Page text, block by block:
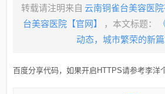
转载请注明来自 云南铜雀台美容医
台美容医院【官网】
，本文标题：
动态，城市繁荣的新篇
百度分享代码，如果开启HTTPS请参考李洋